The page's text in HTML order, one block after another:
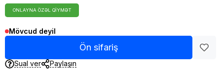
ONLAYNA ÖZƏL QIYMƏT
Mövcud deyil
Ön sifariş
Sual ver Paylaşın